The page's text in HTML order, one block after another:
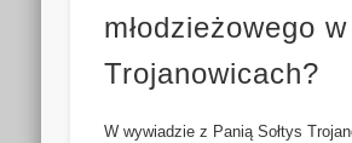
młodzieżowego w
Trojanowicach?
W wywiadzie z Panią Sołtys